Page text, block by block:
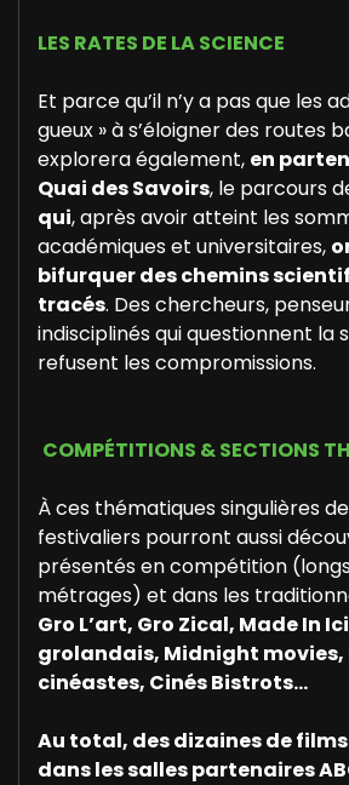
LES RATES DE LA SCIENCE
Et parce qu’il n’y a pas que les
gueux » à s’éloigner des routes
explorera également, en
Quai des Savoirs, le parcours
qui, après avoir atteint les
académiques et universitaires,
bifurquer des chemins
tracés. Des chercheurs,
indisciplinés qui questionnent la
refusent les compromissions.
COMPÉTITIONS & SECTIONS
À ces thématiques singulières
festivaliers pourront aussi
présentés en compétition
métrages) et dans les
Gro L’art, Gro Zical, Made In
grolandais, Midnight movies,
cinéastes, Cinés Bistrots…
Au total, des dizaines de
dans les salles partenaires